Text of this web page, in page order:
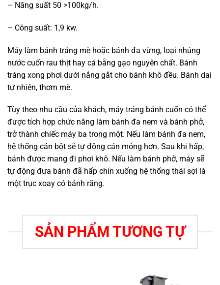
– Năng suất 50 >100kg/h.
– Công suất: 1,9 kw.
Máy làm bánh tráng mè hoặc bánh đa vừng, loại nhúng
nước cuốn rau thịt hay cá bằng gạo nguyên chất. Bánh
tráng xong phơi dưới nắng gắt cho bánh khô đều. Bánh dai
tự nhiên, thơm mè.
Tùy theo nhu cầu của khách, máy tráng bánh cuốn có thể
được tích hợp chức năng làm bánh đa nem và bánh phở,
trở thành chiếc máy ba trong một. Nếu làm bánh đa nem,
hệ thống cán bột sẽ tự động cán mỏng hơn. Sau khi hấp,
bánh được mang đi phơi khô. Nếu làm bánh phở, máy sẽ
tự động đưa bánh đã hấp chín xuống hệ thống thái sợi là
một trục xoay có bánh răng.
SẢN PHẨM TƯƠNG TỰ